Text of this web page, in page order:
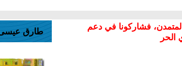
فشاركونا في دعم
الحر
طارق